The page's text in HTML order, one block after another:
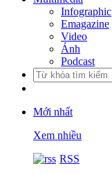
Infographic
Emagazine
Video
Ảnh
Podcast
Mới nhất
Xem nhiều
RSS